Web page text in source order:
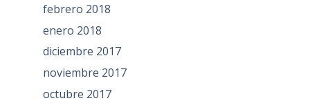
febrero 2018
enero 2018
diciembre 2017
noviembre 2017
octubre 2017